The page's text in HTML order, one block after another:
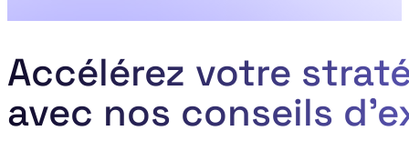
Accélérez votre
avec nos conseils